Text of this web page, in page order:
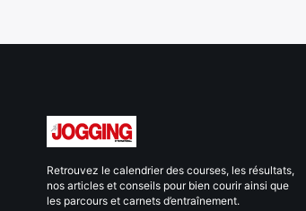
Retrouvez le calendrier des courses, les résultats,
nos articles et conseils pour bien courir ainsi que
les parcours et carnets d’entraînement.